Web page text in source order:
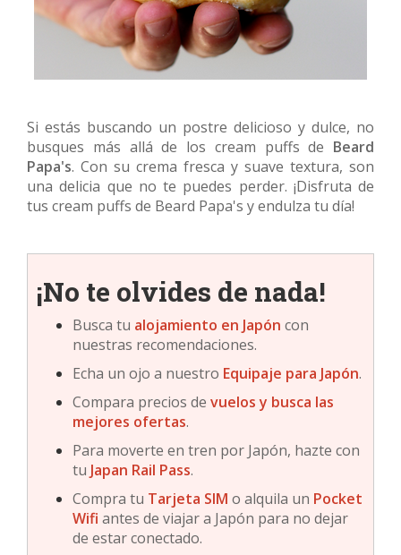
Si estás buscando un postre delicioso y dulce, no
busques más allá de los cream puffs de Beard
Papa's. Con su crema fresca y suave textura, son
una delicia que no te puedes perder. ¡Disfruta de
tus cream puffs de Beard Papa's y endulza tu día!
¡No te olvides de nada!
Busca tu alojamiento en Japón con
nuestras recomendaciones.
Echa un ojo a nuestro Equipaje para Japón.
Compara precios de vuelos y busca las
mejores ofertas.
Para moverte en tren por Japón, hazte con
tu Japan Rail Pass.
Compra tu Tarjeta SIM o alquila un Pocket
Wifi antes de viajar a Japón para no dejar
de estar conectado.